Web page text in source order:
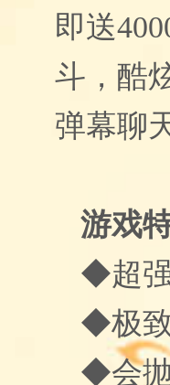
即送
斗，酷
弹幕聊
游戏
◆超
◆极
◆会